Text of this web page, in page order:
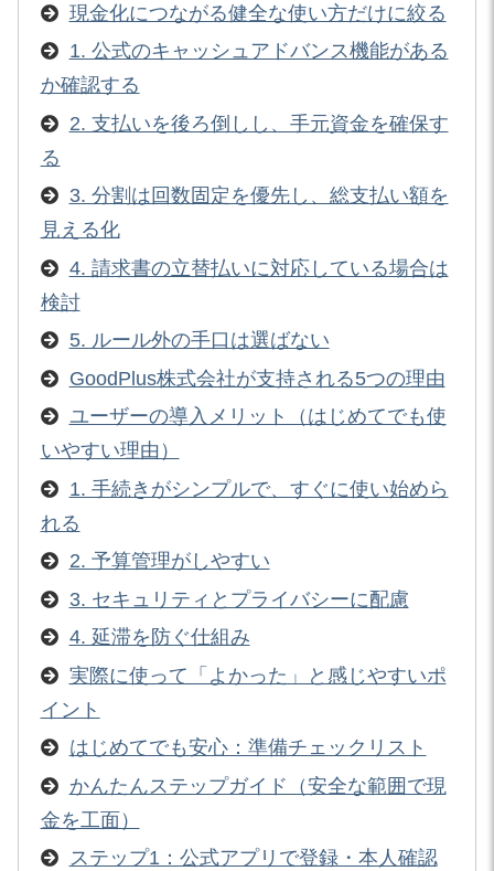
現金化につながる健全な使い方だけに絞る
1. 公式のキャッシュアドバンス機能がある
か確認する
2. 支払いを後ろ倒しし、手元資金を確保す
る
3. 分割は回数固定を優先し、総支払い額を
見える化
4. 請求書の立替払いに対応している場合は
検討
5. ルール外の手口は選ばない
GoodPlus株式会社が支持される5つの理由
ユーザーの導入メリット（はじめてでも使
いやすい理由）
1. 手続きがシンプルで、すぐに使い始めら
れる
2. 予算管理がしやすい
3. セキュリティとプライバシーに配慮
4. 延滞を防ぐ仕組み
実際に使って「よかった」と感じやすいポ
イント
はじめてでも安心：準備チェックリスト
かんたんステップガイド（安全な範囲で現
金を工面）
ステップ1：公式アプリで登録・本人確認